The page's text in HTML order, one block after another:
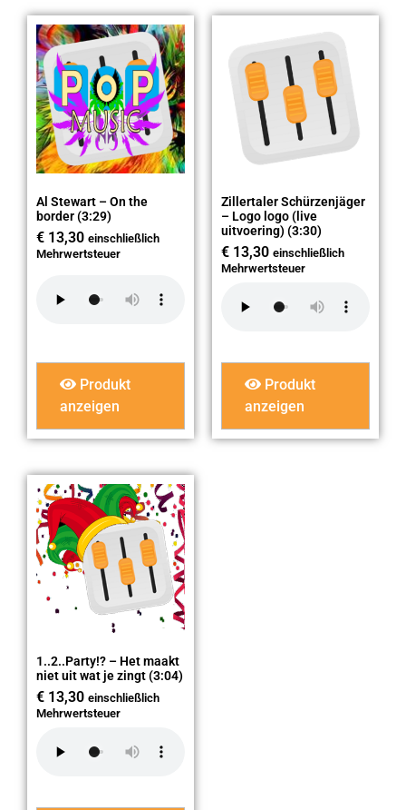
Al Stewart – On the
border (3:29)
€ 13,30 einschließlich
Mehrwertsteuer
Produkt
anzeigen
Zillertaler Schürzenjäger
– Logo logo (live
uitvoering) (3:30)
€ 13,30 einschließlich
Mehrwertsteuer
Produkt
anzeigen
1..2..Party!? – Het maakt
niet uit wat je zingt (3:04)
€ 13,30 einschließlich
Mehrwertsteuer